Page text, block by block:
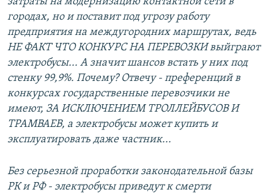
городах, но и поставит под угрозу работу
предприятия на междугородних маршрутах, ведь
НЕ ФАКТ ЧТО КОНКУРС НА ПЕРЕВОЗКИ выйграют
электробусы... А значит шансов встать у них под
стенку 99,9%. Почему? Отвечу - преференций в
конкурсах государственные перевозчики не
имеют, ЗА ИСКЛЮЧЕНИЕМ ТРОЛЛЕЙБУСОВ И
ТРАМВАЕВ, а электробусы может купить и
эксплуатировать даже частник...
Без серьезной проработки законодательной базы
РК и РФ - электробусы приведут к смерти